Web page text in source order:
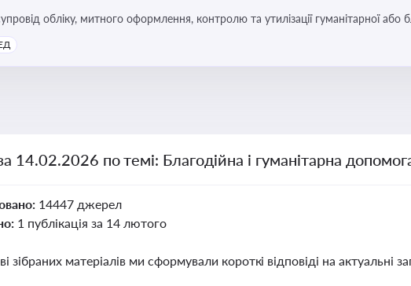
обліку, митного оформлення, контролю та утилізації гуманітарної або
14.02.2026 по темі: Благодійна і гуманітарна
14447 джерел
1 публікація за 14 лютого
зібраних матеріалів ми сформували короткі відповіді на актуальні